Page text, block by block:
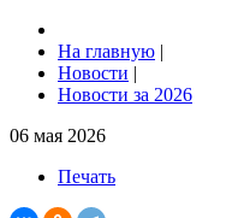
На главную |
Новости |
Новости за 2026
06 мая 2026
Печать